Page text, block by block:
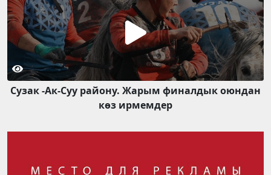
Сузак -Ак-Суу району. Жарым финалдык оюндан
көз ирмемдер